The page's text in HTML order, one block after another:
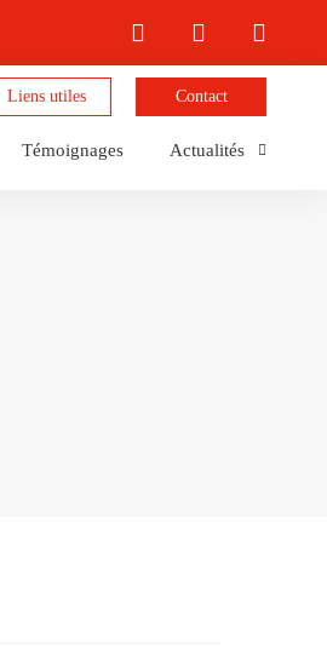
Liens utiles Contact
Témoignages Actualités